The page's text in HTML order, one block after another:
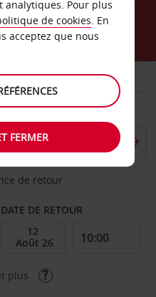
UTILITAIRE
de retour
DATE DE RETOUR
plus
Pour plus
de cookies. En
acceptez que nous
FERMER